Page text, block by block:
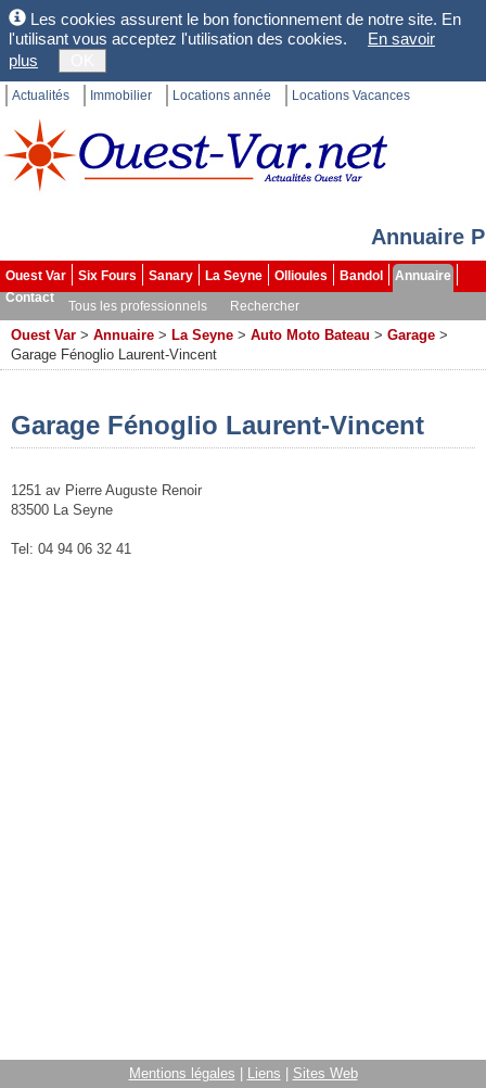
Les cookies assurent le bon fonctionnement de notre site. En
l'utilisant vous acceptez l'utilisation des cookies.
En savoir
plus
Actualités Immobilier Locations année Locations Vacances
Annuaire
Ouest Var Six Fours Sanary La Seyne Ollioules Bandol
Annuaire
Contact
Tous les professionnels Rechercher
Ouest Var > Annuaire > La Seyne > Auto Moto Bateau > Garage >
Garage Fénoglio Laurent-Vincent
Garage Fénoglio Laurent-Vincent
1251 av Pierre Auguste Renoir
83500 La Seyne
Tel: 04 94 06 32 41
Mentions légales Liens
Sites Web